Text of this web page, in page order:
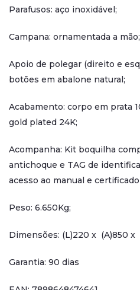
Parafusos: aço inoxidável;
Campana: ornamentada a mão;
Apoio de polegar (direito e
botões em abalone natural;
Acabamento: corpo em prata
gold plated 24K;
Acompanha: Kit boquilha
antichoque e TAG de
acesso ao manual e
Peso: 6.650Kg;
Dimensões: (L)220 x (A)850 x
Garantia: 90 dias